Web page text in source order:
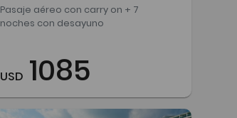
Pasaje aéreo con carry on + 7
noches con desayuno
USD 1085